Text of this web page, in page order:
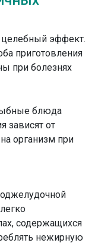
целебный эффект.
приготовления
при болезнях
блюда
зависят от
организм при
содержащихся
нежирную